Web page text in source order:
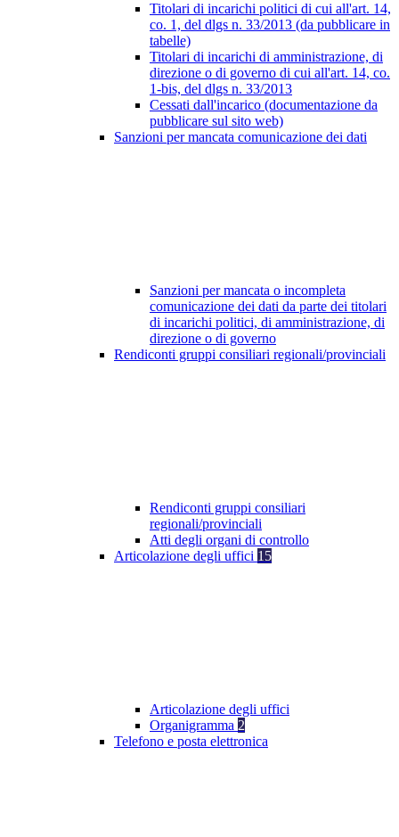
Titolari di incarichi politici di cui all'art. 14,
co. 1, del dlgs n. 33/2013 (da pubblicare in
tabelle)
Titolari di incarichi di amministrazione, di
direzione o di governo di cui all'art. 14, co.
1-bis, del dlgs n. 33/2013
Cessati dall'incarico (documentazione da
pubblicare sul sito web)
Sanzioni per mancata comunicazione dei dati
Sanzioni per mancata o incompleta
comunicazione dei dati da parte dei titolari
di incarichi politici, di amministrazione, di
direzione o di governo
Rendiconti gruppi consiliari regionali/provinciali
Rendiconti gruppi consiliari
regionali/provinciali
Atti degli organi di controllo
Articolazione degli uffici 15
Articolazione degli uffici
Organigramma 2
Telefono e posta elettronica